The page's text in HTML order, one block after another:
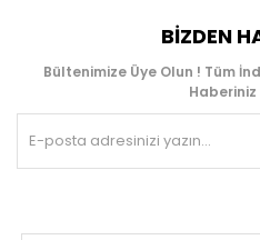
BIZDEN
Bültenimize Üye Olun ! Tüm
Haberiniz